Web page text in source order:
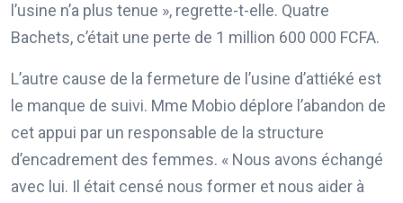
l’usine n’a plus tenue », regrette-t-elle. Quatre
Bachets, c’était une perte de 1 million 600 000 FCFA.
L’autre cause de la fermeture de l’usine d’attiéké est
le manque de suivi. Mme Mobio déplore l’abandon de
cet appui par un responsable de la structure
d’encadrement des femmes. « Nous avons échangé
avec lui. Il était censé nous former et nous aider à